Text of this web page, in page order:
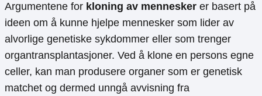
Argumentene for kloning av mennesker er basert på
ideen om å kunne hjelpe mennesker som lider av
alvorlige genetiske sykdommer eller som trenger
organtransplantasjoner. Ved å klone en persons egne
celler, kan man produsere organer som er genetisk
matchet og dermed unngå avvisning fra